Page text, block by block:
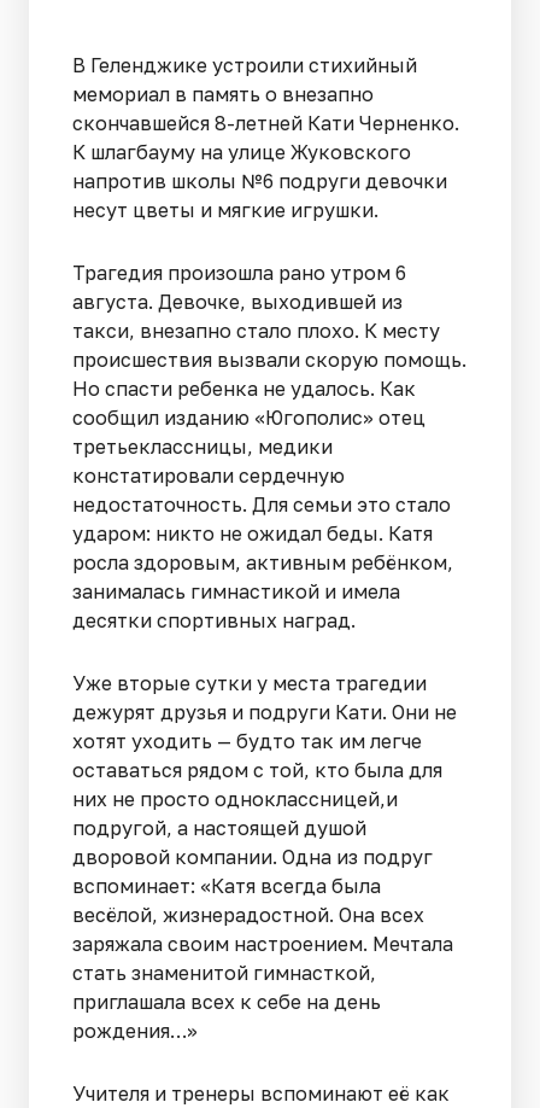
В Геленджике устроили стихийный
мемориал в память о внезапно
скончавшейся 8-летней Кати Черненко.
К шлагбауму на улице Жуковского
напротив школы №6 подруги девочки
несут цветы и мягкие игрушки.
Трагедия произошла рано утром 6
августа. Девочке, выходившей из
такси, внезапно стало плохо. К месту
происшествия вызвали скорую помощь.
Но спасти ребенка не удалось. Как
сообщил изданию «Югополис» отец
третьеклассницы, медики
констатировали сердечную
недостаточность. Для семьи это стало
ударом: никто не ожидал беды. Катя
росла здоровым, активным ребёнком,
занималась гимнастикой и имела
десятки спортивных наград.
Уже вторые сутки у места трагедии
дежурят друзья и подруги Кати. Они не
хотят уходить — будто так им легче
оставаться рядом с той, кто была для
них не просто одноклассницей,и
подругой, а настоящей душой
дворовой компании. Одна из подруг
вспоминает: «Катя всегда была
весёлой, жизнерадостной. Она всех
заряжала своим настроением. Мечтала
стать знаменитой гимнасткой,
приглашала всех к себе на день
рождения…»
Учителя и тренеры вспоминают её как